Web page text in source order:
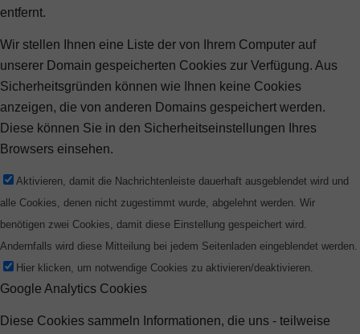
entfernt.
Wir stellen Ihnen eine Liste der von Ihrem Computer auf
unserer Domain gespeicherten Cookies zur Verfügung. Aus
Sicherheitsgründen können wie Ihnen keine Cookies
anzeigen, die von anderen Domains gespeichert werden.
Diese können Sie in den Sicherheitseinstellungen Ihres
Browsers einsehen.
Aktivieren, damit die Nachrichtenleiste dauerhaft ausgeblendet wird und
alle Cookies, denen nicht zugestimmt wurde, abgelehnt werden. Wir
benötigen zwei Cookies, damit diese Einstellung gespeichert wird.
Andernfalls wird diese Mitteilung bei jedem Seitenladen eingeblendet werden.
Hier klicken, um notwendige Cookies zu aktivieren/deaktivieren.
Google Analytics Cookies
Diese Cookies sammeln Informationen, die uns - teilweise